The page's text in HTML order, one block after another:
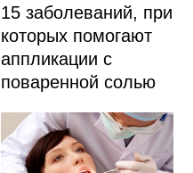
15 заболеваний, при
которых помогают
аппликации с
поваренной солью